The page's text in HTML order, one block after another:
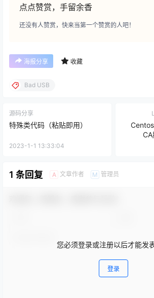
点点赞赏，手留余香
还没有人赞赏，快来当第一个赞赏的人吧！
海报分享 收藏
Bad USB
源码分享
特殊类代码（粘贴即用）
2023-1-1 13:33:04
1 条回复 A 文章作者 M 管理员
您必须登录或注册以后才能发
登录